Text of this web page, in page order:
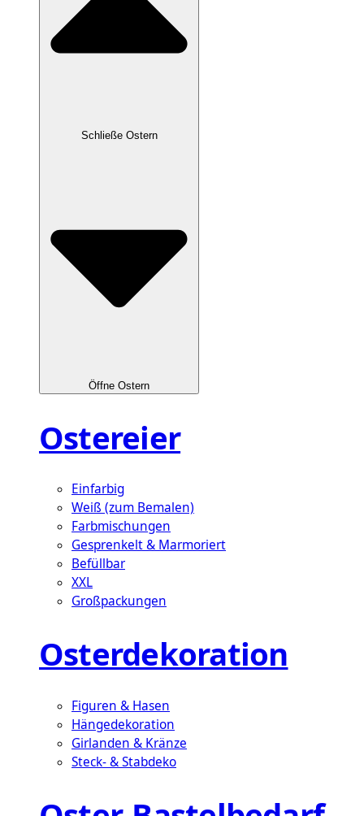
Schließe Ostern
Öffne Ostern
Ostereier
Einfarbig
Weiß (zum Bemalen)
Farbmischungen
Gesprenkelt & Marmoriert
Befüllbar
XXL
Großpackungen
Osterdekoration
Figuren & Hasen
Hängedekoration
Girlanden & Kränze
Steck- & Stabdeko